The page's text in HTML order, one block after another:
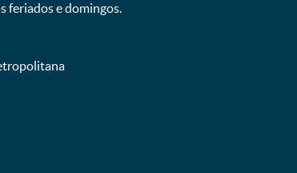
feriados e domingos.